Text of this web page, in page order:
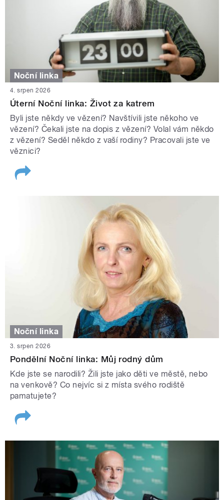
Noční linka
4. srpen 2026
Úterní Noční linka: Život za katrem
Byli jste někdy ve vězení? Navštívili jste někoho ve
vězení? Čekali jste na dopis z vězení? Volal vám někdo
z vězení? Seděl někdo z vaší rodiny? Pracovali jste ve
věznici?
Noční linka
3. srpen 2026
Pondělní Noční linka: Můj rodný dům
Kde jste se narodili? Žili jste jako děti ve městě, nebo
na venkově? Co nejvíc si z místa svého rodiště
pamatujete?